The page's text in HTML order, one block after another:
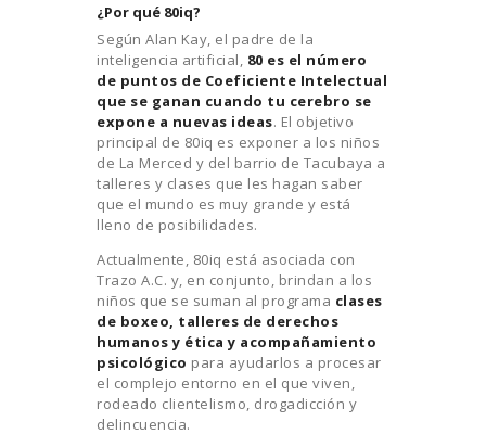
¿Por qué 80iq?
Según Alan Kay, el padre de la
inteligencia artificial, 80 es el número
de puntos de Coeficiente Intelectual
que se ganan cuando tu cerebro se
expone a nuevas ideas. El objetivo
principal de 80iq es exponer a los niños
de La Merced y del barrio de Tacubaya a
talleres y clases que les hagan saber
que el mundo es muy grande y está
lleno de posibilidades.
Actualmente, 80iq está asociada con
Trazo A.C. y, en conjunto, brindan a los
niños que se suman al programa clases
de boxeo, talleres de derechos
humanos y ética y acompañamiento
psicológico para ayudarlos a procesar
el complejo entorno en el que viven,
rodeado clientelismo, drogadicción y
delincuencia.